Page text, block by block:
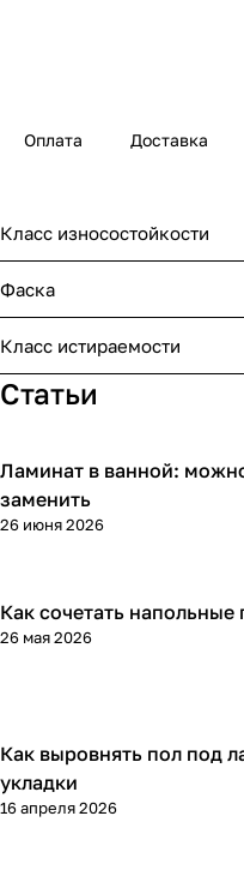
Оплата Доставка
Класс износостойкости
Фаска
Класс истираемости
Статьи
Напольные покрытия
Ламинат в ванной:
заменить
26 июня 2026
Напольные покрытия
Как сочетать
26 мая 2026
Напольные покрытия
Как выровнять пол под
укладки
16 апреля 2026